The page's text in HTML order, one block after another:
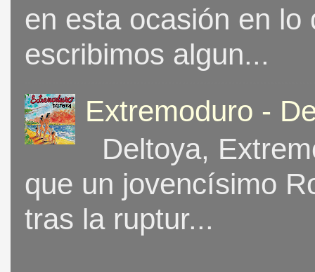
en esta ocasión en
escribimos algun...
Extremoduro -
Deltoya,
que un jovencísimo
tras la ruptur...